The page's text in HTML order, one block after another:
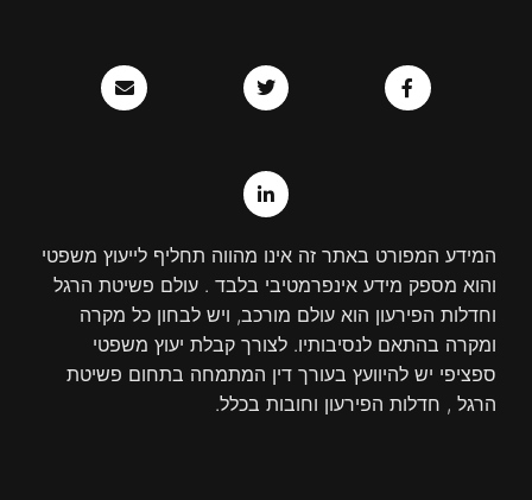
F
a
c
T
w
i
e
r
E
n
v
L
i
n
d
i
n
-
n
המידע המפורט באתר זה אינו מהווה תחליף לייעוץ משפטי
והוא מספק מידע אינפרמטיבי בלבד . עולם פשיטת הרגל
וחדלות הפירעון הוא עולם מורכב, ויש לבחון כל מקרה
ומקרה בהתאם לנסיבותיו. לצורך קבלת יעוץ משפטי
ספציפי יש להיוועץ בעורך דין המתמחה בתחום פשיטת
הרגל , חדלות הפירעון וחובות בכלל.